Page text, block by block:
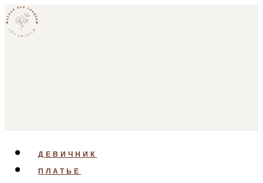
ДЕВИЧНИК
ПЛАТЬЕ